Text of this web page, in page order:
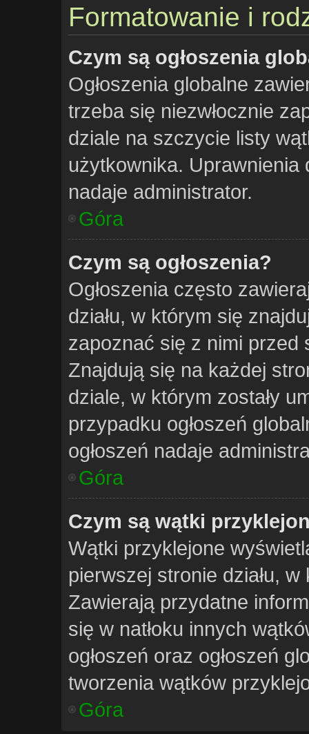
Formatowanie i
Czym są ogłoszenia
Ogłoszenia globalne
trzeba się niezwłocznie
dziale na szczycie listy
użytkownika. Uprawnienia
nadaje administrator.
Góra
Czym są ogłoszenia?
Ogłoszenia często
działu, w którym się
zapoznać się z nimi przed
Znajdują się na każdej
dziale, w którym zostały
przypadku ogłoszeń
ogłoszeń nadaje
Góra
Czym są wątki
Wątki przyklejone
pierwszej stronie działu,
Zawierają przydatne
się w natłoku innych
ogłoszeń oraz ogłoszeń
tworzenia wątków
Góra